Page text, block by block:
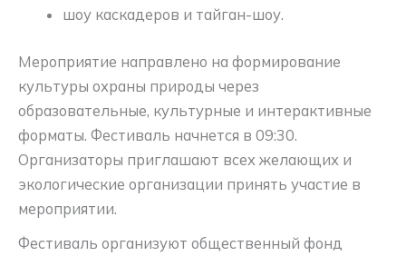
шоу каскадеров и тайган-шоу.
Мероприятие направлено на формирование
культуры охраны природы через
образовательные, культурные и интерактивные
форматы. Фестиваль начнется в 09:30.
Организаторы приглашают всех желающих и
экологические организации принять участие в
мероприятии.
Фестиваль организуют общественный фонд